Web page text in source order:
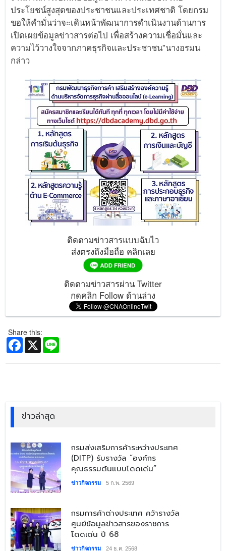
ประโยชน์สูงสุดของประชาชนและประเทศชาติ โดยกรม
ขอให้คำมั่นว่าจะเดินหน้าพัฒนาการดำเนินงานด้านการ
เปิดเผยข้อมูลข่าวสารต่อไป เพื่อสร้างความเชื่อมั่นและ
ความไว้วางใจจากภาคธุรกิจและประชาชน”นางอรมน
กล่าว
ติดตามข่าวสารแบบฉับไว
ส่งตรงถึงมือถือ คลิกเลย
ติดตามข่าวสารผ่าน Twitter
กดคลิก Follow ด้านล่าง
Share this:
Facebook
X
ข่าวล่าสุด
​กรมส่งเสริมการค้าระหว่างประเทศ
(DITP) รับรางวัล “องค์กร
คุณธรรมต้นแบบโดดเด่น”
ข่าวกิจกรรม 5 ก.พ. 2569
​กรมการค้าต่างประเทศ คว้ารางวัล
ศูนย์ข้อมูลข่าวสารของราชการ
โดดเด่น ปี 68
ข่าวกิจกรรม 24 ธ.ค. 2568